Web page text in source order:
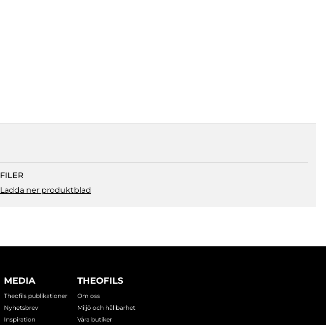
FILER
Ladda ner produktblad
MEDIA
Theofils publikationer
Nyhetsbrev
Inspiration
THEOFILS
Om oss
Miljö och hållbarhet
Våra butiker